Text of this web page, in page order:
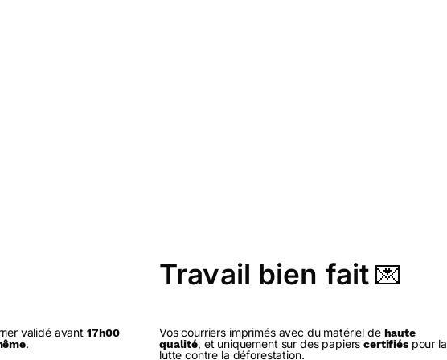
validé avant 17h00
.
Travail bien fait 💌
Vos courriers imprimés avec du matériel de haute
qualité, et uniquement sur des papierscertifiéspour la
lutte contre la déforestation.